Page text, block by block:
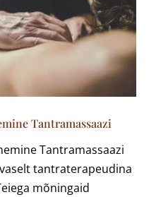
Tantramassaazi
Tantramassaazi
tantraterapeudina
mõningaid